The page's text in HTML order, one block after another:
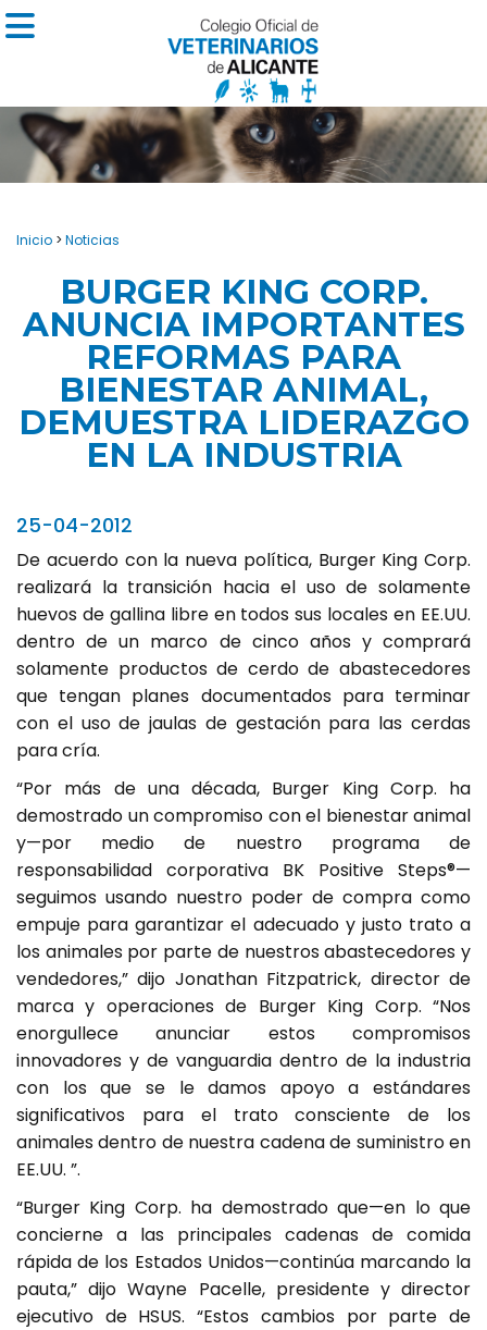
Inicio > Noticias
BURGER KING CORP.
ANUNCIA IMPORTANTES
REFORMAS PARA
BIENESTAR ANIMAL,
DEMUESTRA LIDERAZGO
EN LA INDUSTRIA
25-04-2012
De acuerdo con la nueva política, Burger King Corp.
realizará la transición hacia el uso de solamente
huevos de gallina libre en todos sus locales en EE.UU.
dentro de un marco de cinco años y comprará
solamente productos de cerdo de abastecedores
que tengan planes documentados para terminar
con el uso de jaulas de gestación para las cerdas
para cría.
“Por más de una década, Burger King Corp. ha
demostrado un compromiso con el bienestar animal
y—por medio de nuestro programa de
responsabilidad corporativa BK Positive Steps®—
seguimos usando nuestro poder de compra como
empuje para garantizar el adecuado y justo trato a
los animales por parte de nuestros abastecedores y
vendedores,” dijo Jonathan Fitzpatrick, director de
marca y operaciones de Burger King Corp. “Nos
enorgullece anunciar estos compromisos
innovadores y de vanguardia dentro de la industria
con los que se le damos apoyo a estándares
significativos para el trato consciente de los
animales dentro de nuestra cadena de suministro en
EE.UU. ”.
“Burger King Corp. ha demostrado que—en lo que
concierne a las principales cadenas de comida
rápida de los Estados Unidos—continúa marcando la
pauta,” dijo Wayne Pacelle, presidente y director
ejecutivo de HSUS. “Estos cambios por parte de